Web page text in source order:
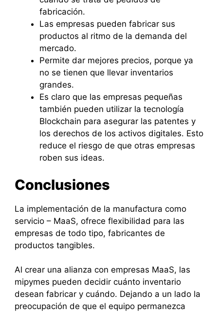
fabricación.
Las empresas pueden fabricar sus
productos al ritmo de la demanda del
mercado.
Permite dar mejores precios, porque ya
no se tienen que llevar inventarios
grandes.
Es claro que las empresas pequeñas
también pueden utilizar la tecnología
Blockchain para asegurar las patentes y
los derechos de los activos digitales. Esto
reduce el riesgo de que otras empresas
roben sus ideas.
Conclusiones
La implementación de la manufactura como
servicio – MaaS, ofrece flexibilidad para las
empresas de todo tipo, fabricantes de
productos tangibles.
Al crear una alianza con empresas MaaS, las
mipymes pueden decidir cuánto inventario
desean fabricar y cuándo. Dejando a un lado la
preocupación de que el equipo permanezca